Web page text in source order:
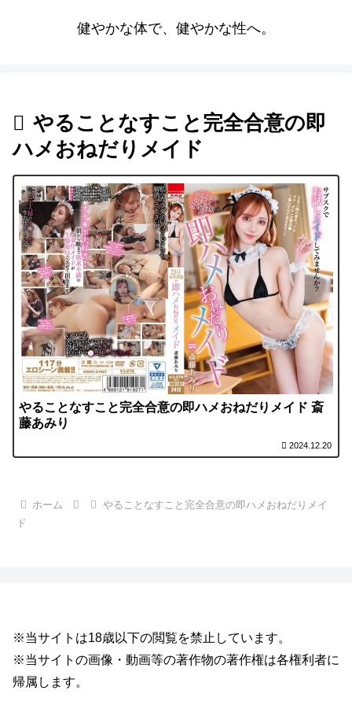
健やかな体で、健やかな性へ。
やることなすこと完全合意の即
ハメおねだりメイド
やることなすこと完全合意の即ハメおねだりメイド 斎
藤あみり
2024.12.20
ホーム
やることなすこと完全合意の即ハメおねだりメイ
ド
※当サイトは18歳以下の閲覧を禁止しています。
※当サイトの画像・動画等の著作物の著作権は各権利者に
帰属します。